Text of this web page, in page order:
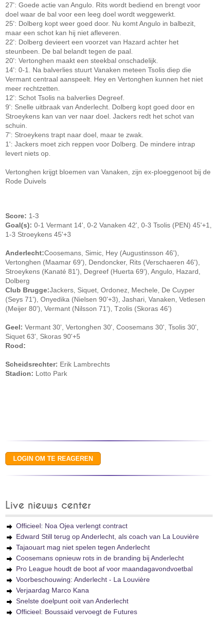
27': Goede actie van Angulo. Rits wordt bediend en brengt voor
doel waar de bal voor een leeg doel wordt weggewerkt.
25': Dolberg kopt weer goed door. Nu komt Angulo in balbezit,
maar een schot kan hij niet afleveren.
22': Dolberg devieert een voorzet van Hazard achter het
steunbeen. De bal belandt tegen de paal.
20': Vertonghen maakt een steekbal onschadelijk.
14': 0-1. Na balverlies stuurt Vanaken meteen Tsolis diep die
Vermant centraal aanspeelt. Hey en Vertonghen kunnen het niet
meer rechtzetten.
12': Schot Tsolis na balverlies Degreef.
9': Snelle uitbraak van Anderlecht. Dolberg kopt goed door en
Stroeykens kan van ver naar doel. Jackers redt het schot van
schuin.
7': Stroeykens trapt naar doel, maar te zwak.
1': Jackers moet zich reppen voor Dolberg. De mindere intrap
levert niets op.
Vertonghen krijgt bloemen van Vanaken, zijn ex-ploeggenoot bij de
Rode Duivels
Score: 1-3
Goal(s): 0-1 Vermant 14', 0-2 Vanaken 42', 0-3 Tsolis (PEN) 45'+1,
1-3 Stroeykens 45'+3
Anderlecht:Coosemans, Simic, Hey (Augustinsson 46'),
Vertonghen (Maamar 69'), Dendoncker, Rits (Verschaeren 46'),
Stroeykens (Kanaté 81'), Degreef (Huerta 69'), Angulo, Hazard,
Dolberg
Club Brugge:Jackers, Siquet, Ordonez, Mechele, De Cuyper
(Seys 71'), Onyedika (Nielsen 90'+3), Jashari, Vanaken, Vetlesen
(Meijer 80'), Vermant (Nilsson 71'), Tzolis (Skoras 46')
Geel: Vermant 30', Vertonghen 30', Coosemans 30', Tsolis 30',
Siquet 63', Skoras 90'+5
Rood:
Scheidsrechter: Erik Lambrechts
Stadion: Lotto Park
Live nieuws center
Officieel: Noa Ojea verlengt contract
Edward Still terug op Anderlecht, als coach van La Louvière
Tajaouart mag niet spelen tegen Anderlecht
Coosemans opnieuw rots in de branding bij Anderlecht
Pro League houdt de boot af voor maandagavondvoetbal
Voorbeschouwing: Anderlecht - La Louvière
Verjaardag Marco Kana
Snelste doelpunt ooit van Anderlecht
Officieel: Boussaid vervoegt de Futures